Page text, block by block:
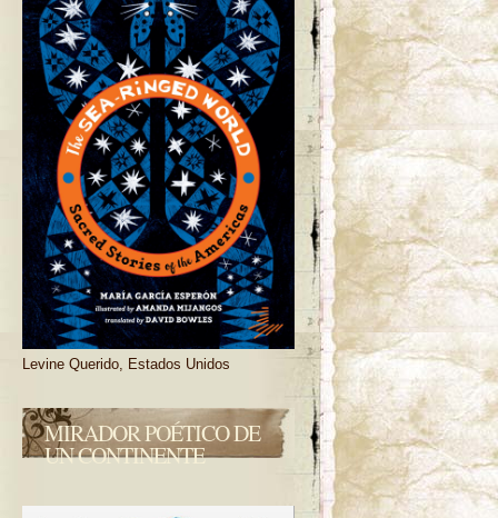
Levine Querido, Estados Unidos
MIRADOR POÉTICO DE
UN CONTINENTE